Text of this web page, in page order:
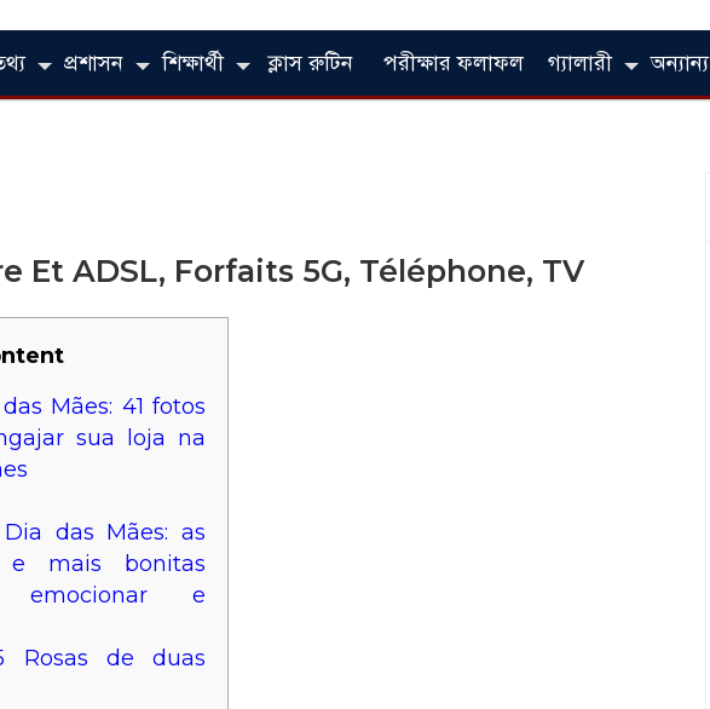
প্রশাসন শিক্ষার্থী ক্লাস রুটিন পরীক্ষার ফলাফল গ্যালারী অন্যান্য
Et ADSL, Forfaits 5G, Téléphone, TV
Mães: 41 fotos
sua loja na
das Mães: as
e mais bonitas
emocionar e
Rosas de duas